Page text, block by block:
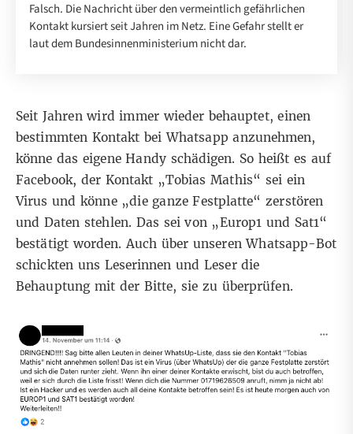
Falsch. Die Nachricht über den vermeintlich gefährlichen
Kontakt kursiert seit Jahren im Netz. Eine Gefahr stellt er
laut dem Bundesinnenministerium nicht dar.
Seit Jahren wird immer wieder behauptet, einen
bestimmten Kontakt bei Whatsapp anzunehmen,
könne das eigene Handy schädigen. So heißt es auf
Facebook, der Kontakt „Tobias Mathis“ sei ein
Virus und könne „die ganze Festplatte“ zerstören
und Daten stehlen. Das sei von „Europ1 und Sat1“
bestätigt worden. Auch über unserenWhatsapp-Bot
schickten uns Leserinnen und Leser die
Behauptung mit der Bitte, sie zu überprüfen.